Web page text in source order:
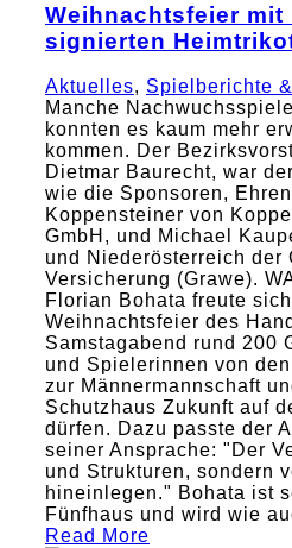
Weihnachtsfeier mit
signierten
Aktuelles, Spielberichte
Manche
konnten es kaum mehr
kommen. Der
Dietmar Baurecht, war
wie die Sponsoren,
Koppensteiner von
GmbH, und Michael
und Niederösterreich der
Versicherung (Grawe).
Florian Bohata freute
Weihnachtsfeier des
Samstagabend rund 200
und Spielerinnen von
zur Männermannschaft
Schutzhaus Zukunft auf
dürfen. Dazu passte der
seiner Ansprache: "Der
und Strukturen, sondern
hineinlegen." Bohata ist
Fünfhaus und wird wie
Read More